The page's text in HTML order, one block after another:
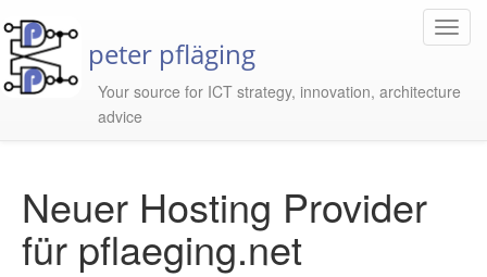
peter pfläging
Your source for ICT strategy, innovation, architecture
advice
Neuer Hosting Provider
für pflaeging.net